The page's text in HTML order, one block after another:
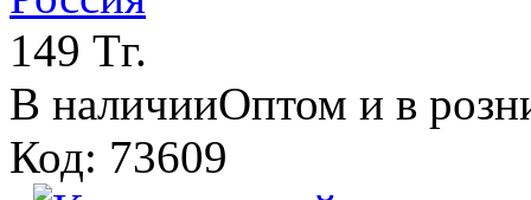
149 Тг.
В наличииОптом и в
Код: 73609